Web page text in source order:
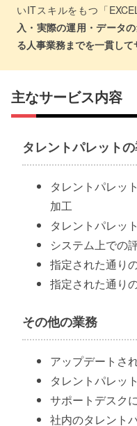
いITスキルをもつ「
入・実際の運用・データ
る人事業務までを一貫して
主なサービス内容
タレントパレット
タレントパレッ
加工
タレントパレッ
システム上での
指定された通り
指定された通り
その他の業務
アップデートさ
タレントパレッ
サポートデスク
社内のタレント